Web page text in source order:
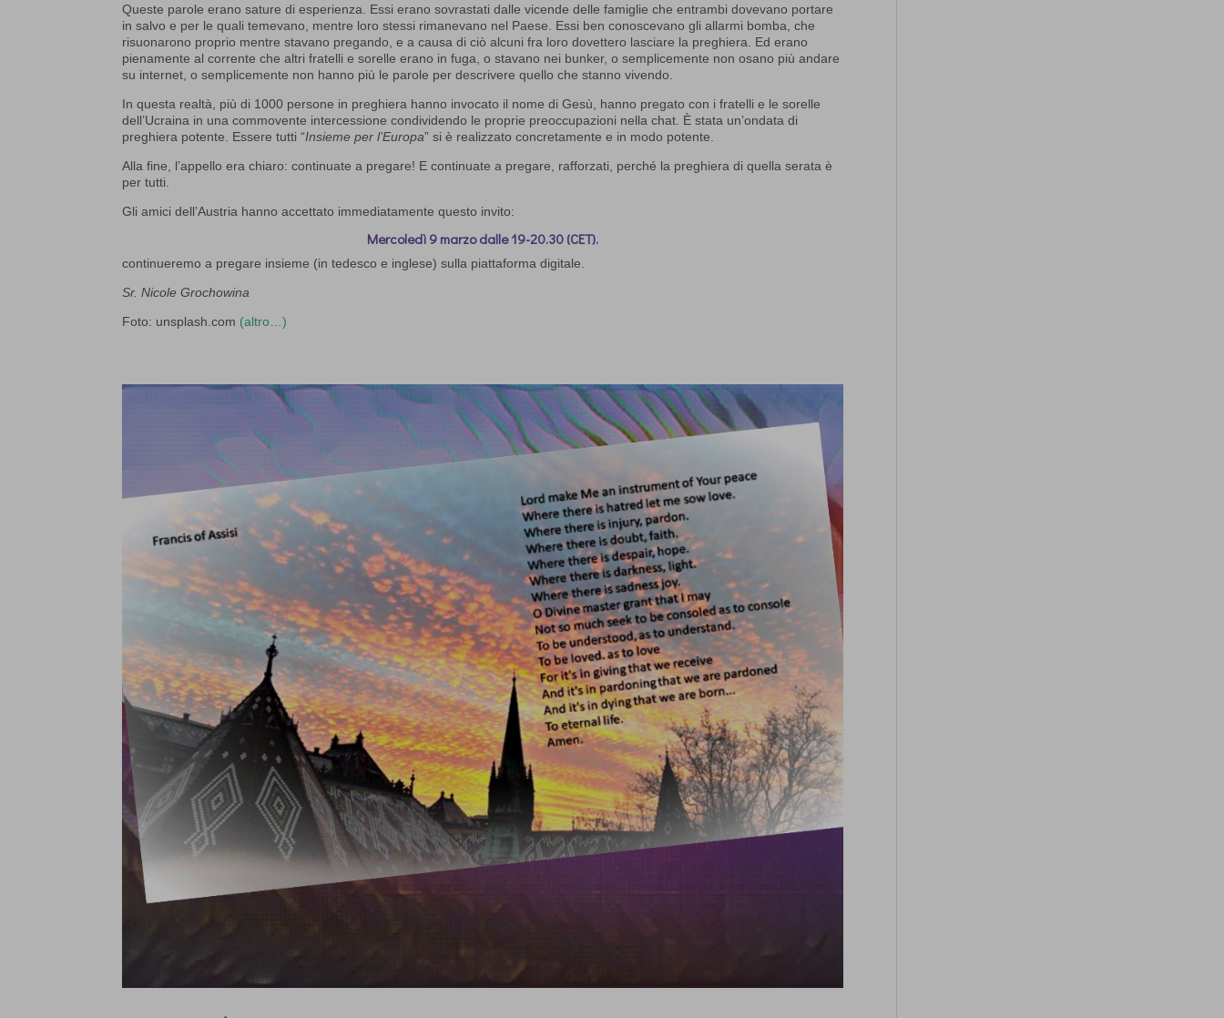
Queste parole erano sature di esperienza. Essi erano sovrastati dalle vicende delle famiglie che entrambi dovevano portare
in salvo e per le quali temevano, mentre loro stessi rimanevano nel Paese. Essi ben conoscevano gli allarmi bomba, che
risuonarono proprio mentre stavano pregando, e a causa di ciò alcuni fra loro dovettero lasciare la preghiera. Ed erano
pienamente al corrente che altri fratelli e sorelle erano in fuga, o stavano nei bunker, o semplicemente non osano più andare
su internet, o semplicemente non hanno più le parole per descrivere quello che stanno vivendo.
In questa realtà, più di 1000 persone in preghiera hanno invocato il nome di Gesù, hanno pregato con i fratelli e le sorelle
dell’Ucraina in una commovente intercessione condividendo le proprie preoccupazioni nella chat. È stata un’ondata di
preghiera potente. Essere tutti “Insieme per l’Europa” si è realizzato concretamente e in modo potente.
Alla fine, l’appello era chiaro: continuate a pregare! E continuate a pregare, rafforzati, perché la preghiera di quella serata è
per tutti.
Gli amici dell’Austria hanno accettato immediatamente questo invito:
Mercoledì 9 marzo dalle 19-20.30 (CET).
continueremo a pregare insieme (in tedesco e inglese) sulla piattaforma digitale.
Sr. Nicole Grochowina
Foto: unsplash.com (altro…)